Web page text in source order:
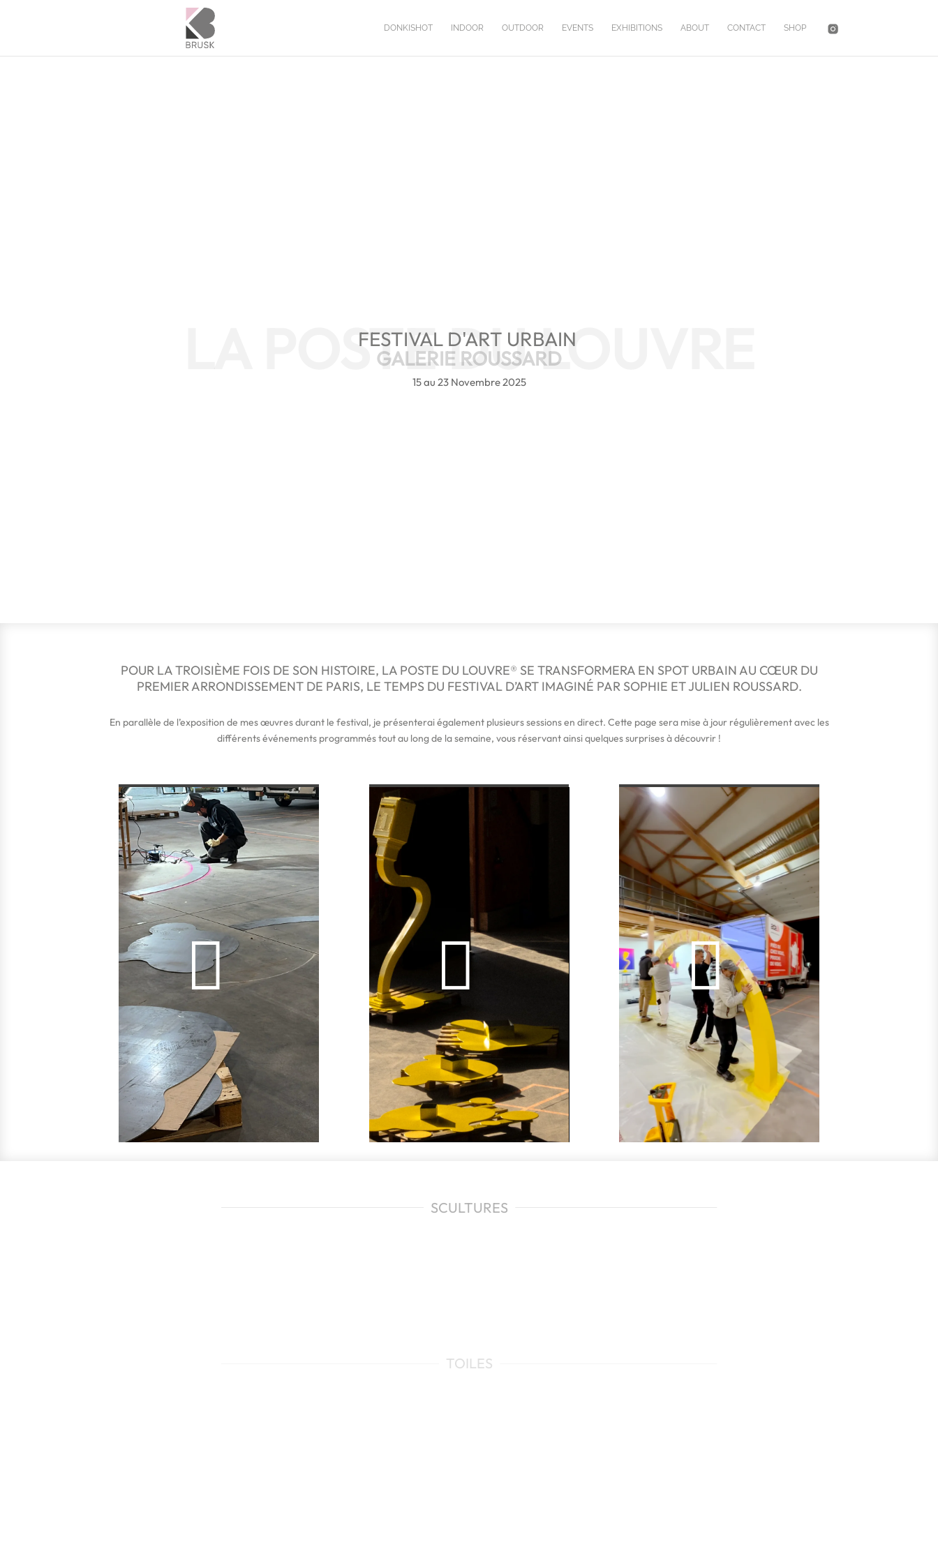
DONKISHOT INDOOR OUTDOOR EVENTS EXHIBITIONS ABOUT CONTACT SHOP
FESTIVAL D'ART URBAIN
GALERIE ROUSSARD
15 au 23 Novembre 2025
POUR LA TROISIÈME FOIS DE SON HISTOIRE, LA POSTE DU LOUVRE® SE TRANSFORMERA EN SPOT URBAIN AU CŒUR DU
PREMIER ARRONDISSEMENT DE PARIS, LE TEMPS DU FESTIVAL D’ART IMAGINÉ PAR SOPHIE ET JULIEN ROUSSARD.
En parallèle de l’exposition de mes œuvres durant le festival, je présenterai également plusieurs sessions en direct. Cette page sera mise à jour régulièrement avec les
différents événements programmés tout au long de la semaine, vous réservant ainsi quelques surprises à découvrir !
SCULTURES
TOILES